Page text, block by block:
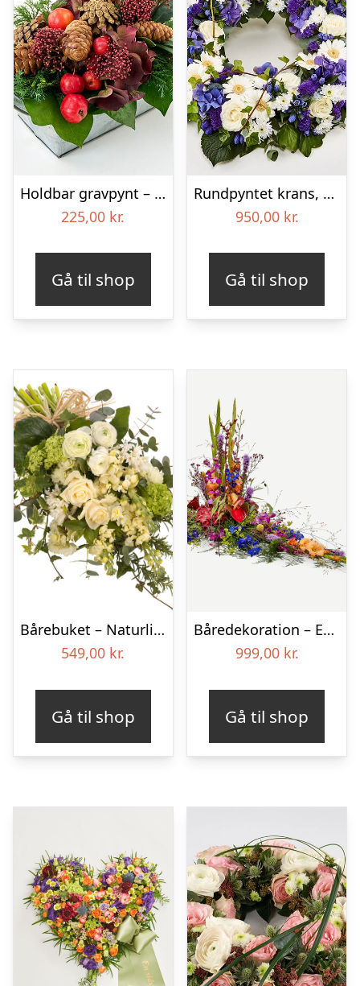
Holdbar gravpynt – Blomster til begravelse
225,00 kr.
Gå til shop
Rundpyntet krans, blå og hvid – Blomster til begravelse
950,00 kr.
Gå til shop
Bårebuket – Naturlig hvid
549,00 kr.
Gå til shop
Båredekoration – Et farverigt farvel
999,00 kr.
Gå til shop